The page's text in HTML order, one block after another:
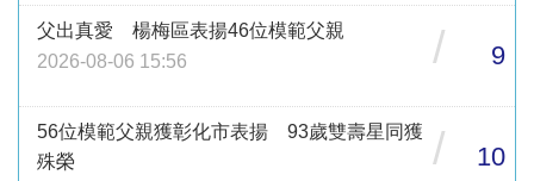
父出真愛 楊梅區表揚46位模範父親
2026-08-06 15:56
/ 9
56位模範父親獲彰化市表揚 93歲雙壽星同獲
殊榮
/ 10